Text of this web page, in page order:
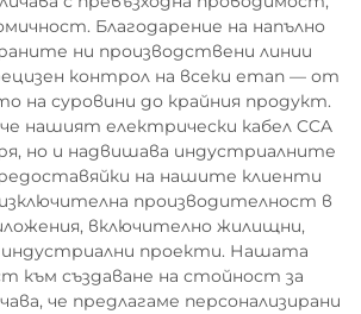
Благодарение на напълно
ни производствени линии
контрол на всеки етап — от
на суровини до крайния продукт.
че нашият електрически кабел CCA
но и надвишава индустриалните
на нашите клиенти
производителност в
включително жилищни,
проекти. Нашата
към създаване на стойност за
че предлагаме персонализирани